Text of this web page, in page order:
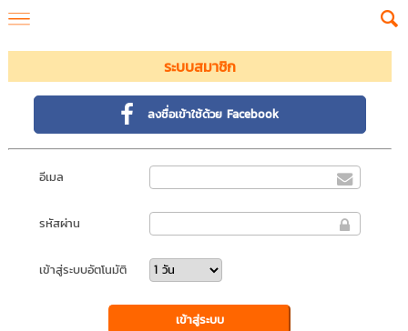
ระบบสมาชิก
ลงชื่อเข้าใช้ด้วย Facebook
อีเมล
รหัสผ่าน
เข้าสู่ระบบอัตโนมัติ